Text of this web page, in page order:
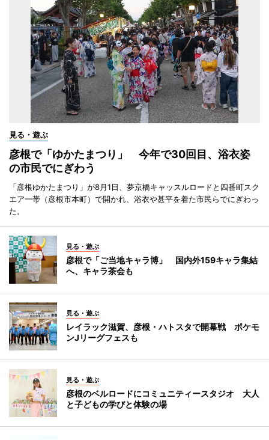
見る・遊ぶ
彦根で「ゆかたまつり」 今年で30回目、浴衣姿
の市民でにぎわう
「彦根ゆかたまつり」が8月1日、夢京橋キャッスルロードと四番町スク
エア一帯（彦根市本町）で開かれ、浴衣や甚平を着た市民らでにぎわっ
た。
見る・遊ぶ
彦根で「ご当地キャラ博」 国内外159キャラ集結
へ、キャラ茶会も
見る・遊ぶ
レイラック滋賀、彦根・ハトスタで開幕戦 ポケモ
ンJリーグフェスも
見る・遊ぶ
彦根のベルロードにコミュニティースタジオ 大人
と子どもの学びと体験の場